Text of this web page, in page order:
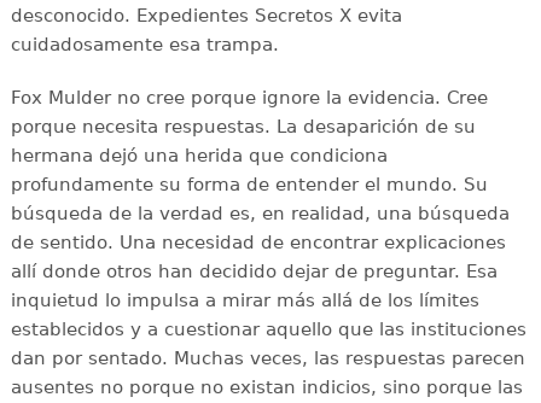
desconocido. Expedientes Secretos X evita
cuidadosamente esa trampa.
Fox Mulder no cree porque ignore la evidencia. Cree
porque necesita respuestas. La desaparición de su
hermana dejó una herida que condiciona
profundamente su forma de entender el mundo. Su
búsqueda de la verdad es, en realidad, una búsqueda
de sentido. Una necesidad de encontrar explicaciones
allí donde otros han decidido dejar de preguntar. Esa
inquietud lo impulsa a mirar más allá de los límites
establecidos y a cuestionar aquello que las instituciones
dan por sentado. Muchas veces, las respuestas parecen
ausentes no porque no existan indicios, sino porque las